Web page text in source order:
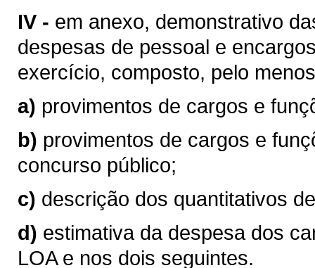
IV - em anexo, demonstrativo
despesas de pessoal e
exercício, composto, pelo
a) provimentos de cargos e
b) provimentos de cargos e
concurso público;
c) descrição dos quantitativos
d) estimativa da despesa dos
LOA e nos dois seguintes.